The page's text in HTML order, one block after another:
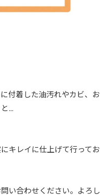
付着した油汚れやカビ、お
…
キレイに仕上げて行ってお
い合わせください。よろし